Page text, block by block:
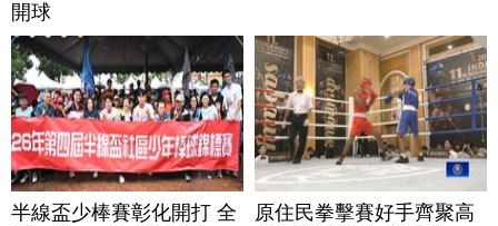
開球
半線盃少棒賽彰化開打 全
原住民拳擊賽好手齊聚高